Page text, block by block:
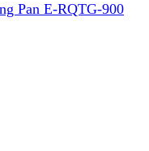
Pan E-RQTG-900